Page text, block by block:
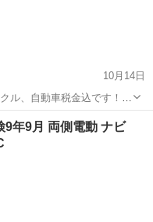
10月14日
ル、自動車税金込です！
。 県外登録陸送別となり
車両
9年9月 両側電動 ナビ